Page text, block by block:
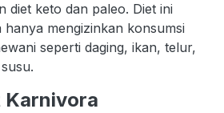
diet keto dan paleo. Diet ini
mengizinkan konsumsi
seperti daging, ikan, telur,
Karnivora